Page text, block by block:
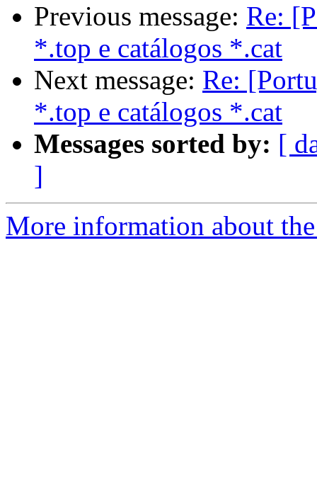
Previous message: Re:
*.top e catálogos *.cat
Next message: Re:
*.top e catálogos *.cat
Messages sorted by: [
]
More information about